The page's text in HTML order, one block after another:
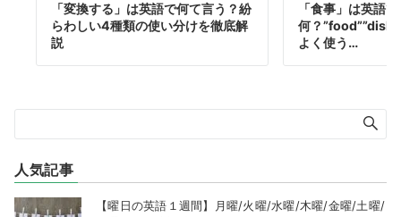
「変換する」は英語で何て言う？紛
らわしい4種類の使い分けを徹底解
説
「食事」は英語で
何？
よく使う…
人気記事
【曜日の英語１週間】月曜/火曜/水曜/木曜/金曜/土曜/